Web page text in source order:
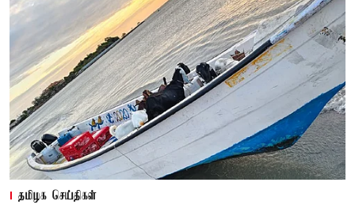
தமிழக செய்திகள்